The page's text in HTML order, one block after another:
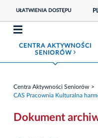
UŁATWIENIA DOSTĘPU
CENTRA AKTYWNOŚCI
SENIORÓWROZWIŃ MENU
Centra Aktywności Seniorów
CAS Pracownia Kulturalna
Dokument